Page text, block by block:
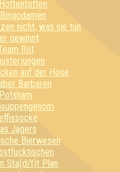
nicht, was sie tun
gewinnt
Rot
auf der Hose
Barbaren
Potsham
Jägers
Bierwesen
Sta(d/t)t Plan